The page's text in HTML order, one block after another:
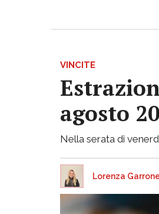
VINCITE
agosto
Nella serata di
Lorenza